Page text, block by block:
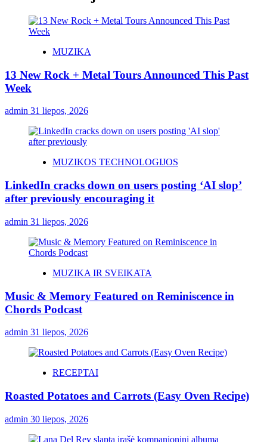
MUZIKA
13 New Rock + Metal Tours Announced This Past
Week
admin 31 liepos, 2026
MUZIKOS TECHNOLOGIJOS
LinkedIn cracks down on users posting ‘AI slop’
after previously encouraging it
admin 31 liepos, 2026
MUZIKA IR SVEIKATA
Music & Memory Featured on Reminiscence in
Chords Podcast
admin 31 liepos, 2026
RECEPTAI
Roasted Potatoes and Carrots (Easy Oven Recipe)
admin 30 liepos, 2026